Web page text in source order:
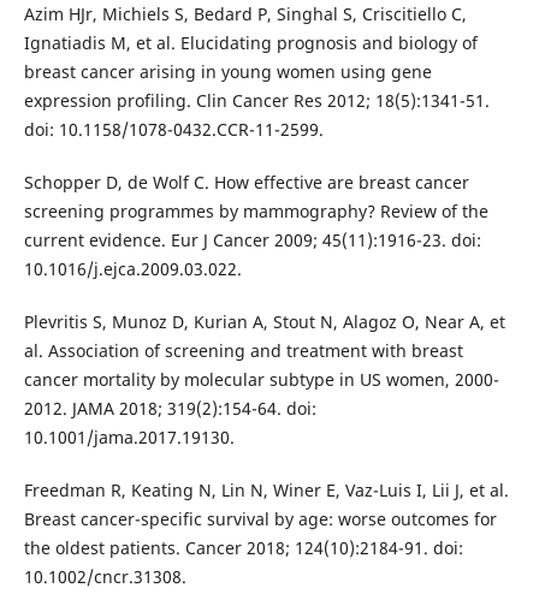
Azim HJr, Michiels S, Bedard P, Singhal S, Criscitiello C,
Ignatiadis M, et al. Elucidating prognosis and biology of
breast cancer arising in young women using gene
expression profiling. Clin Cancer Res 2012; 18(5):1341-51.
doi: 10.1158/1078-0432.CCR-11-2599.
Schopper D, de Wolf C. How effective are breast cancer
screening programmes by mammography? Review of the
current evidence. Eur J Cancer 2009; 45(11):1916-23. doi:
10.1016/j.ejca.2009.03.022.
Plevritis S, Munoz D, Kurian A, Stout N, Alagoz O, Near A, et
al. Association of screening and treatment with breast
cancer mortality by molecular subtype in US women, 2000-
2012. JAMA 2018; 319(2):154-64. doi:
10.1001/jama.2017.19130.
Freedman R, Keating N, Lin N, Winer E, Vaz-Luis I, Lii J, et al.
Breast cancer-specific survival by age: worse outcomes for
the oldest patients. Cancer 2018; 124(10):2184-91. doi:
10.1002/cncr.31308.